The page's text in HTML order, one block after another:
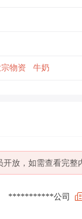
宗物资 牛奶
放，如需查看完整
***********公司